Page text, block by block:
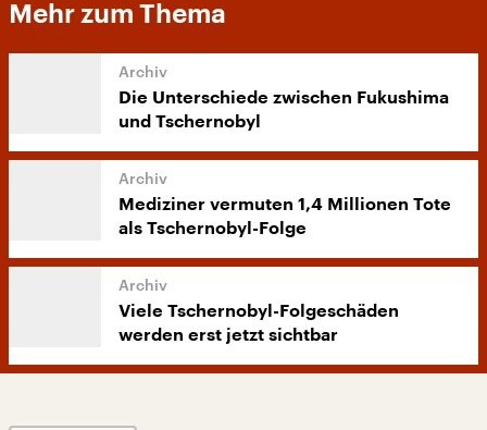
Mehr zum Thema
Die Unterschiede zwischen Fukushima
und Tschernobyl
Mediziner vermuten 1,4 Millionen Tote
als Tschernobyl-Folge
Viele Tschernobyl-Folgeschäden
werden erst jetzt sichtbar